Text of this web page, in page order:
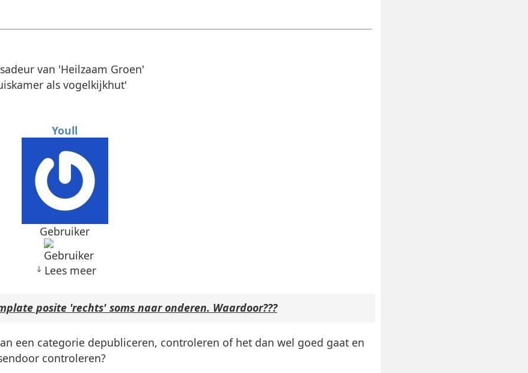
van 'Heilzaam Groen'
als vogelkijkhut'
Youll
Gebruiker
Lees meer
posite 'rechts' soms naar onderen. Waardoor???
een categorie depubliceren, controleren of het dan wel goed gaat en
controleren?